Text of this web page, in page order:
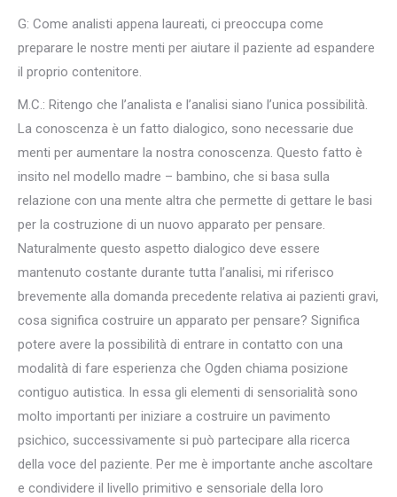
G: Come analisti appena laureati, ci preoccupa come
preparare le nostre menti per aiutare il paziente ad espandere
il proprio contenitore.
M.C.: Ritengo che l’analista e l’analisi siano l’unica possibilità.
La conoscenza è un fatto dialogico, sono necessarie due
menti per aumentare la nostra conoscenza. Questo fatto è
insito nel modello madre – bambino, che si basa sulla
relazione con una mente altra che permette di gettare le basi
per la costruzione di un nuovo apparato per pensare.
Naturalmente questo aspetto dialogico deve essere
mantenuto costante durante tutta l’analisi, mi riferisco
brevemente alla domanda precedente relativa ai pazienti gravi,
cosa significa costruire un apparato per pensare? Significa
potere avere la possibilità di entrare in contatto con una
modalità di fare esperienza che Ogden chiama posizione
contiguo autistica. In essa gli elementi di sensorialità sono
molto importanti per iniziare a costruire un pavimento
psichico, successivamente si può partecipare alla ricerca
della voce del paziente. Per me è importante anche ascoltare
e condividere il livello primitivo e sensoriale della loro